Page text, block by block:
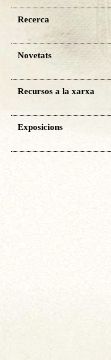
Recerca
Novetats
Recursos a la xarxa
Exposicions